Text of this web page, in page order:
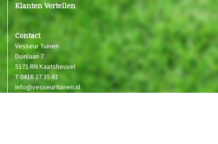
Klanten Vertellen
Contact
Vesseur Tuinen
Duinlaan 7
5171 RN Kaatsheuvel
T0416 27 35 61
info@vesseurtuinen.nl